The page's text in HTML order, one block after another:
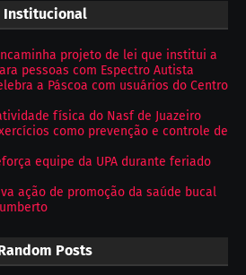
Institucional
projeto de lei que institui a
pessoas com Espectro Autista
a Páscoa com usuários do Centro
física do Nasf de Juazeiro
como prevenção e controle de
equipe da UPA durante feriado
ação de promoção da saúde bucal
Posts